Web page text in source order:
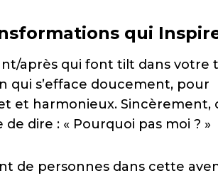
qui
après qui font tilt dans votre
qui s’efface doucement, pour
et harmonieux. Sincèrement,
dire : « Pourquoi pas moi ? »
de personnes dans cette